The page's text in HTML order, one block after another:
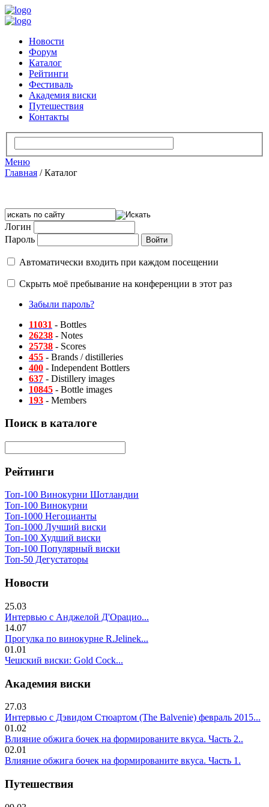
Новости
Форум
Каталог
Рейтинги
Фестиваль
Академия виски
Путешествия
Контакты
Меню
Главная /Каталог
Логин
Пароль
Автоматически входить при каждом посещении
Скрыть моё пребывание на конференции в этот раз
Забыли пароль?
11031 - Bottles
26238 - Notes
25738 - Scores
455 - Brands / distilleries
400 - Independent Bottlers
637 - Distillery images
10845 - Bottle images
193 - Members
Поиск в каталоге
Рейтинги
Топ-100 Винокурни Шотландии
Топ-100 Винокурни
Топ-1000 Негоцианты
Топ-1000 Лучший виски
Топ-100 Худший виски
Топ-100 Популярный виски
Топ-50 Дегустаторы
Новости
25.03
Интервью с Анджелой Д'Орацио...
14.07
Прогулка по винокурне R.Jelinek...
01.01
Чешский виски: Gold Cock...
Академия виски
27.03
Интервью с Дэвидом Стюартом (The Balvenie) февраль 2015...
01.02
Влияние обжига бочек на формированите вкуса. Часть 2..
02.01
Влияние обжига бочек на формированите вкуса. Часть 1.
Путешествия